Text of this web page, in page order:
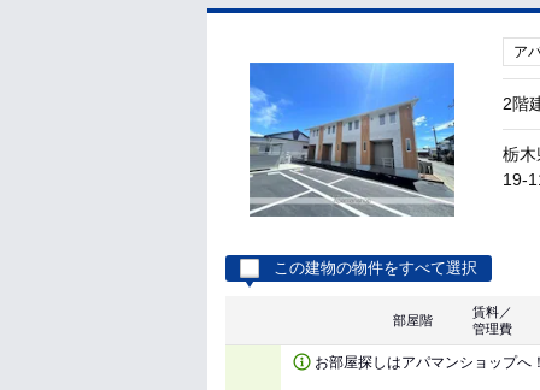
ア
2階
栃木
19-
この建物の物件をすべて選択
部屋階
賃料／
管理費
お部屋探しはアパマンショップへ！